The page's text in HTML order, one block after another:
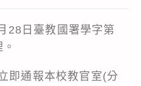
28日臺教國署學字第
即通報本校教官室(分